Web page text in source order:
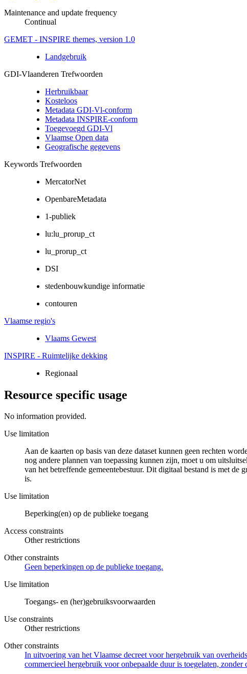
Maintenance and update frequency
Continual
GEMET - INSPIRE themes, version 1.0
Landgebruik
GDI-Vlaanderen Trefwoorden
Herbruikbaar
Kosteloos
Metadata GDI-Vl-conform
Metadata INSPIRE-conform
Toegevoegd GDI-Vl
Vlaamse Open data
Geografische gegevens
Keywords Trefwoorden
MercatorNet
OpenbareMetadata
1-publiek
lu:lu_prorup_ct
lu_prorup_ct
DSI
stedenbouwkundige informatie
contouren
Vlaamse regio's
Vlaams Gewest
INSPIRE - Ruimtelijke dekking
Regionaal
Resource specific usage
No information provided.
Use limitation
Aan de kaarten op basis van deze dataset kunnen geen rechten
nog andere plannen van toepassing kunnen zijn, moet u om
van het betreffende gemeentebestuur. Dit digitaal bestand is met
is.
Use limitation
Beperking(en) op de publieke toegang
Access constraints
Other restrictions
Other constraints
Geen beperkingen op de publieke toegang.
Use limitation
Toegangs- en (her)gebruiksvoorwaarden
Use constraints
Other restrictions
Other constraints
In uitvoering van het Vlaamse decreet voor hergebruik van
commercieel hergebruik voor onbepaalde duur is toegelaten,